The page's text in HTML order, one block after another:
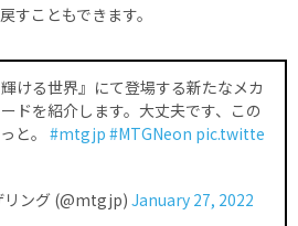
すこともできます。
ける世界』にて登場する新たなメカ
ドを紹介します。大丈夫です、この
と。 #mtgjp #MTGNeon pic.twitte
リング (@mtgjp) January 27, 2022